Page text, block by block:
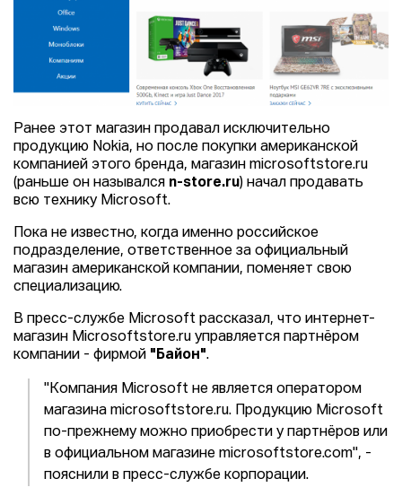
Ранее этот магазин продавал исключительно
продукцию Nokia, но после покупки американской
компанией этого бренда, магазин microsoftstore.ru
(раньше он назывался n-store.ru) начал продавать
всю технику Microsoft.
Пока не известно, когда именно российское
подразделение, ответственное за официальный
магазин американской компании, поменяет свою
специализацию.
В пресс-службе Microsoft рассказал, что интернет-
магазин Microsoftstore.ru управляется партнёром
компании - фирмой "Байон".
"Компания Microsoft не является оператором
магазина microsoftstore.ru. Продукцию Microsoft
по-прежнему можно приобрести у партнёров или
в официальном магазине microsoftstore.com", -
пояснили в пресс-службе корпорации.